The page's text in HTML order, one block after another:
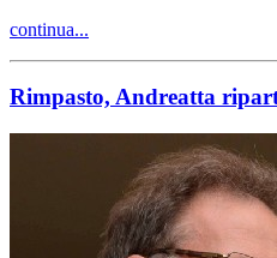
continua...
Rimpasto, Andreatta